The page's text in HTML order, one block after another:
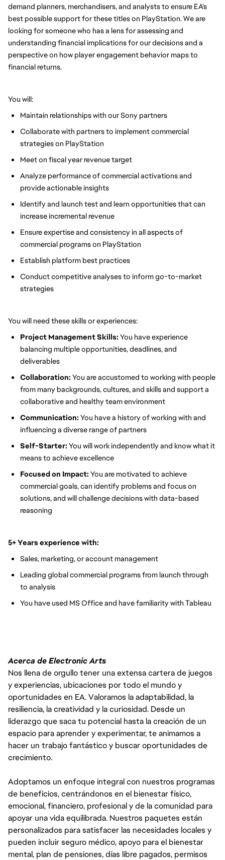
demand planners, merchandisers, and analysts to ensure EA's
best possible support for these titles on PlayStation. We are
looking for someone who has a lens for assessing and
understanding financial implications for our decisions and a
perspective on how player engagement behavior maps to
financial returns.
You will:
Maintain relationships with our Sony partners
Collaborate with partners to implement commercial
strategies on PlayStation
Meet on fiscal year revenue target
Analyze performance of commercial activations and
provide actionable insights
Identify and launch test and learn opportunities that can
increase incremental revenue
Ensure expertise and consistency in all aspects of
commercial programs on PlayStation
Establish platform best practices
Conduct competitive analyses to inform go-to-market
strategies
You will need these skills or experiences:
Project Management Skills: You have experience
balancing multiple opportunities, deadlines, and
deliverables
Collaboration: You are accustomed to working with people
from many backgrounds, cultures, and skills and support a
collaborative and healthy team environment
Communication: You have a history of working with and
influencing a diverse range of partners
Self-Starter: You will work independently and know what it
means to achieve excellence
Focused on Impact: You are motivated to achieve
commercial goals, can identify problems and focus on
solutions, and will challenge decisions with data-based
reasoning
5+ Years experience with:
Sales, marketing, or account management
Leading global commercial programs from launch through
to analysis
You have used MS Office and have familiarity with Tableau
Acerca de Electronic Arts
Nos llena de orgullo tener una extensa cartera de juegos
y experiencias, ubicaciones por todo el mundo y
oportunidades en EA. Valoramos la adaptabilidad, la
resiliencia, la creatividad y la curiosidad. Desde un
liderazgo que saca tu potencial hasta la creación de un
espacio para aprender y experimentar, te animamos a
hacer un trabajo fantástico y buscar oportunidades de
crecimiento.
Adoptamos un enfoque integral con nuestros programas
de beneficios, centrándonos en el bienestar físico,
emocional, financiero, profesional y de la comunidad para
apoyar una vida equilibrada. Nuestros paquetes están
personalizados para satisfacer las necesidades locales y
pueden incluir seguro médico, apoyo para el bienestar
mental, plan de pensiones, días libre pagados, permisos